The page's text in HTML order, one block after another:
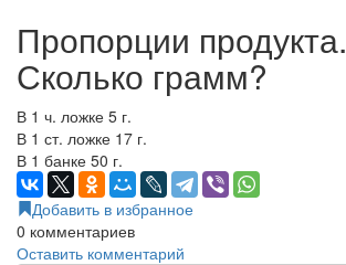
Пропорции продукта.
Сколько грамм?
В 1 ч. ложке 5 г.
В 1 ст. ложке 17 г.
В 1 банке 50 г.
Добавить в избранное
0 комментариев
Оставить комментарий